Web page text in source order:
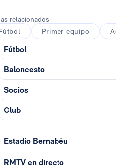
relacionados
Primer equipo
Fútbol
Baloncesto
Socios
Club
Estadio Bernabéu
RMTV en directo